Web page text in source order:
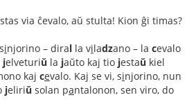
via ĉevalo, aŭ stulta! Kion ĝi timas?
injorino – diral la viladzano – la cevalo
jelveturiŭ la jaŭto kaj tio jestaŭ kiel
kaj cevalo. Kaj se vi, sinjorino, nun
jeliriŭ solan pantalonon, sen viro, do